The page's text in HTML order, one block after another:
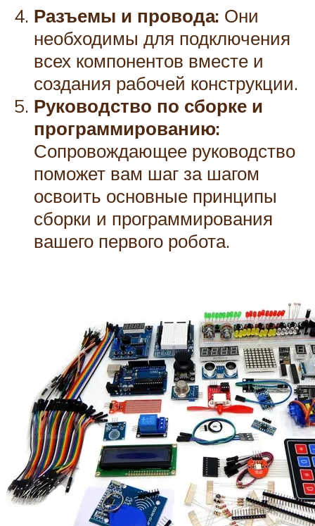
Разъемы и провода: Они
необходимы для подключения
всех компонентов вместе и
создания рабочей конструкции.
Руководство по сборке и
программированию:
Сопровождающее руководство
поможет вам шаг за шагом
освоить основные принципы
сборки и программирования
вашего первого робота.